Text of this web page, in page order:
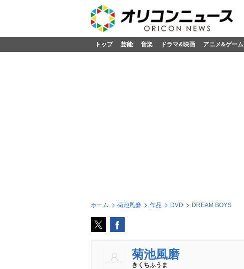
トップ 芸能 音楽 ドラマ&映画 アニメ&ゲーム
ホーム 菊池風磨 作品 DVD DREAM BOYS
菊池風磨
きくちふうま